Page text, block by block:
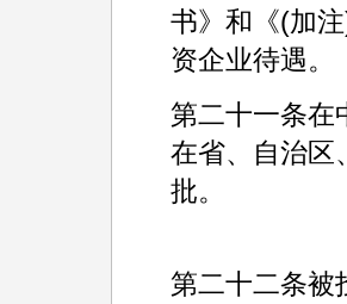
书》和《(加
资企业待遇。
第二十一条在
在省、自治区
批。
第二十二条被